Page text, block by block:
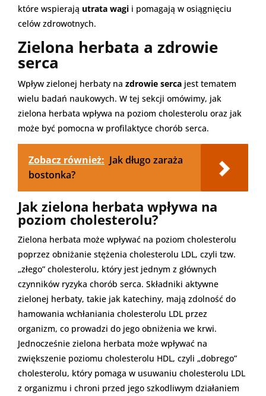
które wspierają utrata wagi i pomagają w osiągnięciu
celów zdrowotnych.
Zielona herbata a zdrowie
serca
Wpływ zielonej herbaty na zdrowie serca jest tematem
wielu badań naukowych. W tej sekcji omówimy, jak
zielona herbata wpływa na poziom cholesterolu oraz jak
może być pomocna w profilaktyce chorób serca.
Zobacz również: Jak długo zaraża
bostonka?
Jak zielona herbata wpływa na
poziom cholesterolu?
Zielona herbata może wpływać na poziom cholesterolu
poprzez obniżanie stężenia cholesterolu LDL, czyli tzw.
„złego” cholesterolu, który jest jednym z głównych
czynników ryzyka chorób serca. Składniki aktywne
zielonej herbaty, takie jak katechiny, mają zdolność do
hamowania wchłaniania cholesterolu LDL przez
organizm, co prowadzi do jego obniżenia we krwi.
Jednocześnie zielona herbata może wpływać na
zwiększenie poziomu cholesterolu HDL, czyli „dobrego”
cholesterolu, który pomaga w usuwaniu cholesterolu LDL
z organizmu i chroni przed jego szkodliwym działaniem